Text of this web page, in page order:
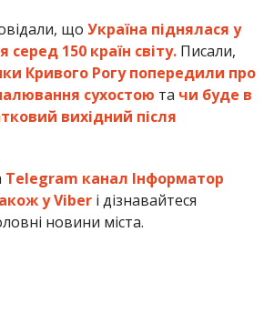
що Україна піднялася у
150 країн світу.Писали,
Кривого Рогу попередили про
сухостою та чи буде в
вихідний після
Telegram канал Інформатор
у Viberі дізнавайтеся
новини міста.